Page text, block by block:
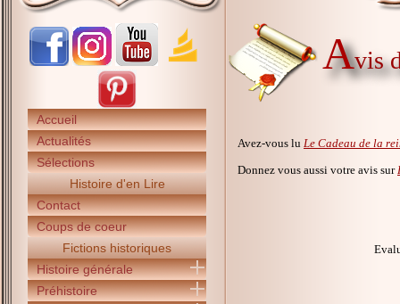
Accueil
Actualités
Sélections
Histoire d'en Lire
Contact
Coups de coeur
Fictions historiques
Histoire générale
Préhistoire
Avis
Avez-vous lu Le Cadeau de la
Donnez vous aussi votre avis sur